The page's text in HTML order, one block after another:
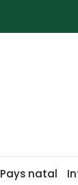
Pays natal